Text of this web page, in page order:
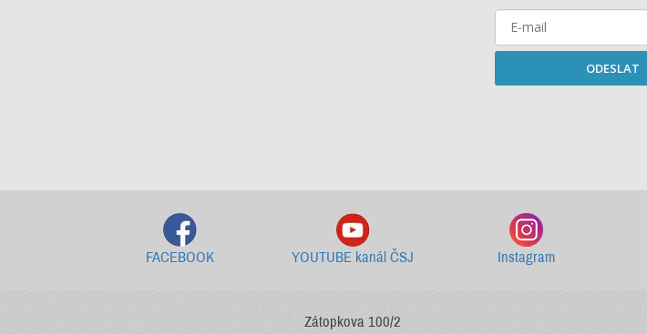
ODESLAT
FACEBOOK YOUTUBE kanál ČSJ Instagram
Zátopkova 100/2